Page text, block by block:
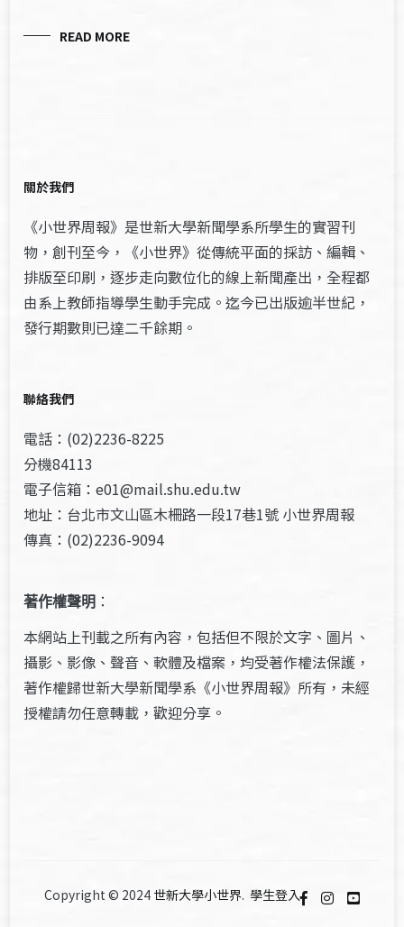
READ MORE
關於我們
《小世界周報》是世新大學新聞學系所學生的實習刊
物，創刊至今，《小世界》從傳統平面的採訪、編輯、
排版至印刷，逐步走向數位化的線上新聞產出，全程都
由系上教師指導學生動手完成。迄今已出版逾半世紀，
發行期數則已達二千餘期。
聯絡我們
電話：(02)2236-8225
分機84113
電子信箱：e01@mail.shu.edu.tw
地址：台北市文山區木柵路一段17巷1號 小世界周報
傳真：(02)2236-9094
著作權聲明 ：
本網站上刊載之所有內容，包括但不限於文字、圖片、
攝影、影像、聲音、軟體及檔案，均受著作權法保護，
著作權歸世新大學新聞學系《小世界周報》所有，未經
授權請勿任意轉載，歡迎分享。
Copyright © 2024 世新大學小世界. 學生登入